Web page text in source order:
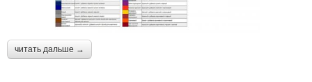
читать дальше →